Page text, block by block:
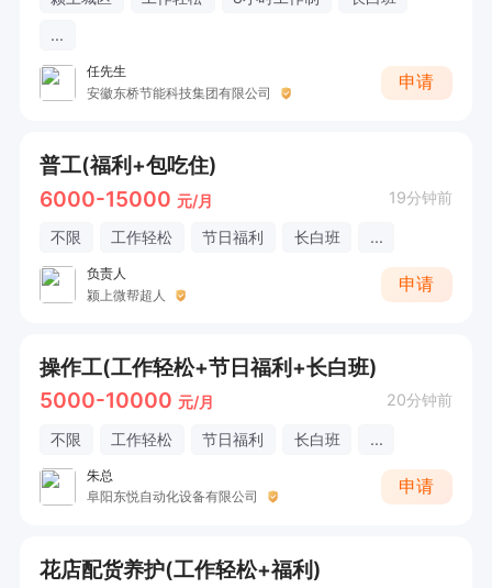
...
任先生
安徽东桥节能科技集团有限公司
申请
普工(福利+包吃住)
6000-15000 元/月 19分钟前
不限 工作轻松 节日福利 长白班 ...
负责人
颍上微帮超人
申请
操作工(工作轻松+节日福利+长白班)
5000-10000 元/月 20分钟前
不限 工作轻松 节日福利 长白班 ...
朱总
阜阳东悦自动化设备有限公司
申请
花店配货养护(工作轻松+福利)